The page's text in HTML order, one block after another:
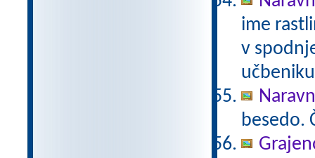
ime
v
besedo.